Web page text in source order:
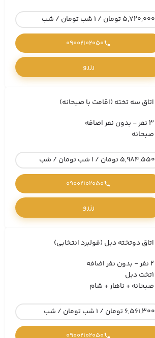
5,720,000 تومان / 1 شب تومان / شب
09002102050
رزرو
اتاق سه تخته (اقامت با صبحانه)
3 نفر - بدون نفر اضافه
صبحانه
5,984,550 تومان / 1 شب تومان / شب
09002102050
رزرو
اتاق دوتخته دبل (فولبرد انتخابی)
2 نفر - بدون نفر اضافه
1تخت دبل
صبحانه + ناهار + شام
6,561,300 تومان / 1 شب تومان / شب
09002102050